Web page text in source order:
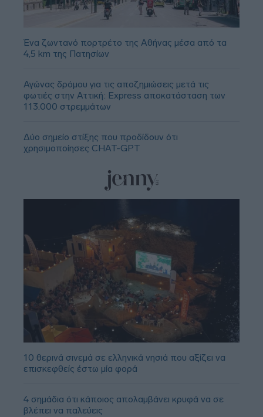
Ένα ζωντανό πορτρέτο της Αθήνας μέσα από τα
4,5 km της Πατησίων
Αγώνας δρόμου για τις αποζημιώσεις μετά τις
φωτιές στην Αττική: Express αποκατάσταση των
113.000 στρεμμάτων
Δύο σημείο στίξης που προδίδουν ότι
χρησιμοποίησες CHAT-GPT
10 θερινά σινεμά σε ελληνικά νησιά που αξίζει να
επισκεφθείς έστω μία φορά
4 σημάδια ότι κάποιος απολαμβάνει κρυφά να σε
βλέπει να παλεύεις